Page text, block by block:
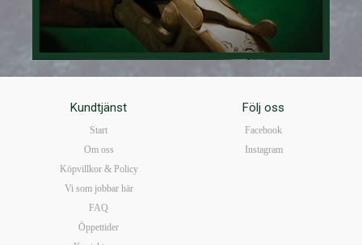
Kundtjänst
Start
Om oss
Köpvillkor & Policy
Vi som jobbar här
FAQ
Öppettider
Följ oss
Facebook
Instagram